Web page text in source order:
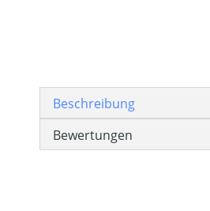
Beschreibung
Bewertungen